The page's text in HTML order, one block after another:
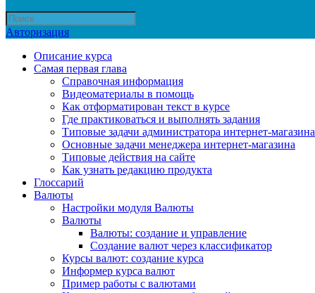
Авторизация
Описание курса
Самая первая глава
Справочная информация
Видеоматериалы в помощь
Как отформатирован текст в курсе
Где практиковаться и выполнять задания
Типовые задачи администратора интернет-магазина
Основные задачи менеджера интернет-магазина
Типовые действия на сайте
Как узнать редакцию продукта
Глоссарий
Валюты
Настройки модуля Валюты
Валюты
Валюты: создание и управление
Создание валют через классификатор
Курсы валют: создание курса
Информер курса валют
Пример работы с валютами